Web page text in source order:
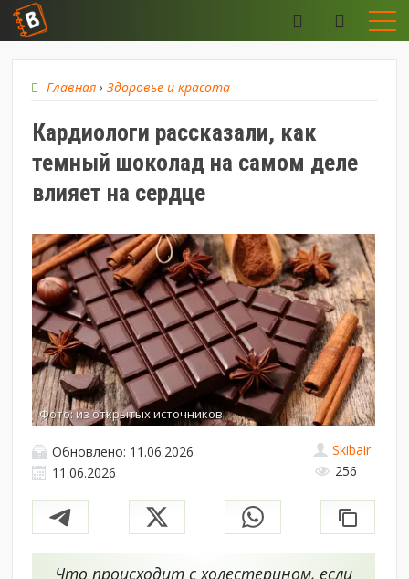
Главная ›Здоровье и красота
Кардиологи рассказали, как
темный шоколад на самом деле
влияет на сердце
Фото: из открытых источников
Skibair
Обновлено: 11.06.2026
11.06.2026
256
Что происходит с холестерином, если